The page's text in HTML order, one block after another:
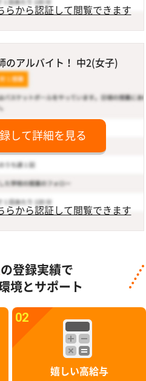
らから認証して閲覧できます
のアルバイト！ 中2(女子)
して詳細を見る
らから認証して閲覧できます
の登録実績で
境とサポート
02
嬉しい高給与